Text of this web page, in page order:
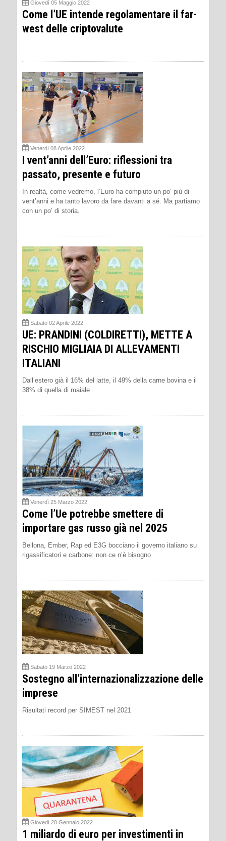
Giovedì 05 Maggio 2022
Come l’UE intende regolamentare il far-
west delle criptovalute
Venerdì 08 Aprile 2022
I vent’anni dell’Euro: riflessioni tra
passato, presente e futuro
In realtà, come vedremo, l’Euro ha compiuto un po’ più di
vent’anni e ha tanto lavoro da fare davanti a sé. Ma partiamo
con un po’ di storia.
Sabato 02 Aprile 2022
UE: PRANDINI (COLDIRETTI), METTE A
RISCHIO MIGLIAIA DI ALLEVAMENTI
ITALIANI
Dall’estero già il 16% del latte, il 49% della carne bovina e il
38% di quella di maiale
Venerdì 25 Marzo 2022
Come l’Ue potrebbe smettere di
importare gas russo già nel 2025
Bellona, Ember, Rap ed E3G bocciano il governo italiano su
rigassificatori e carbone: non ce n’è bisogno
Sabato 19 Marzo 2022
Sostegno all’internazionalizzazione delle
imprese
Risultati record per SIMEST nel 2021
Giovedì 20 Gennaio 2022
1 miliardo di euro per investimenti in